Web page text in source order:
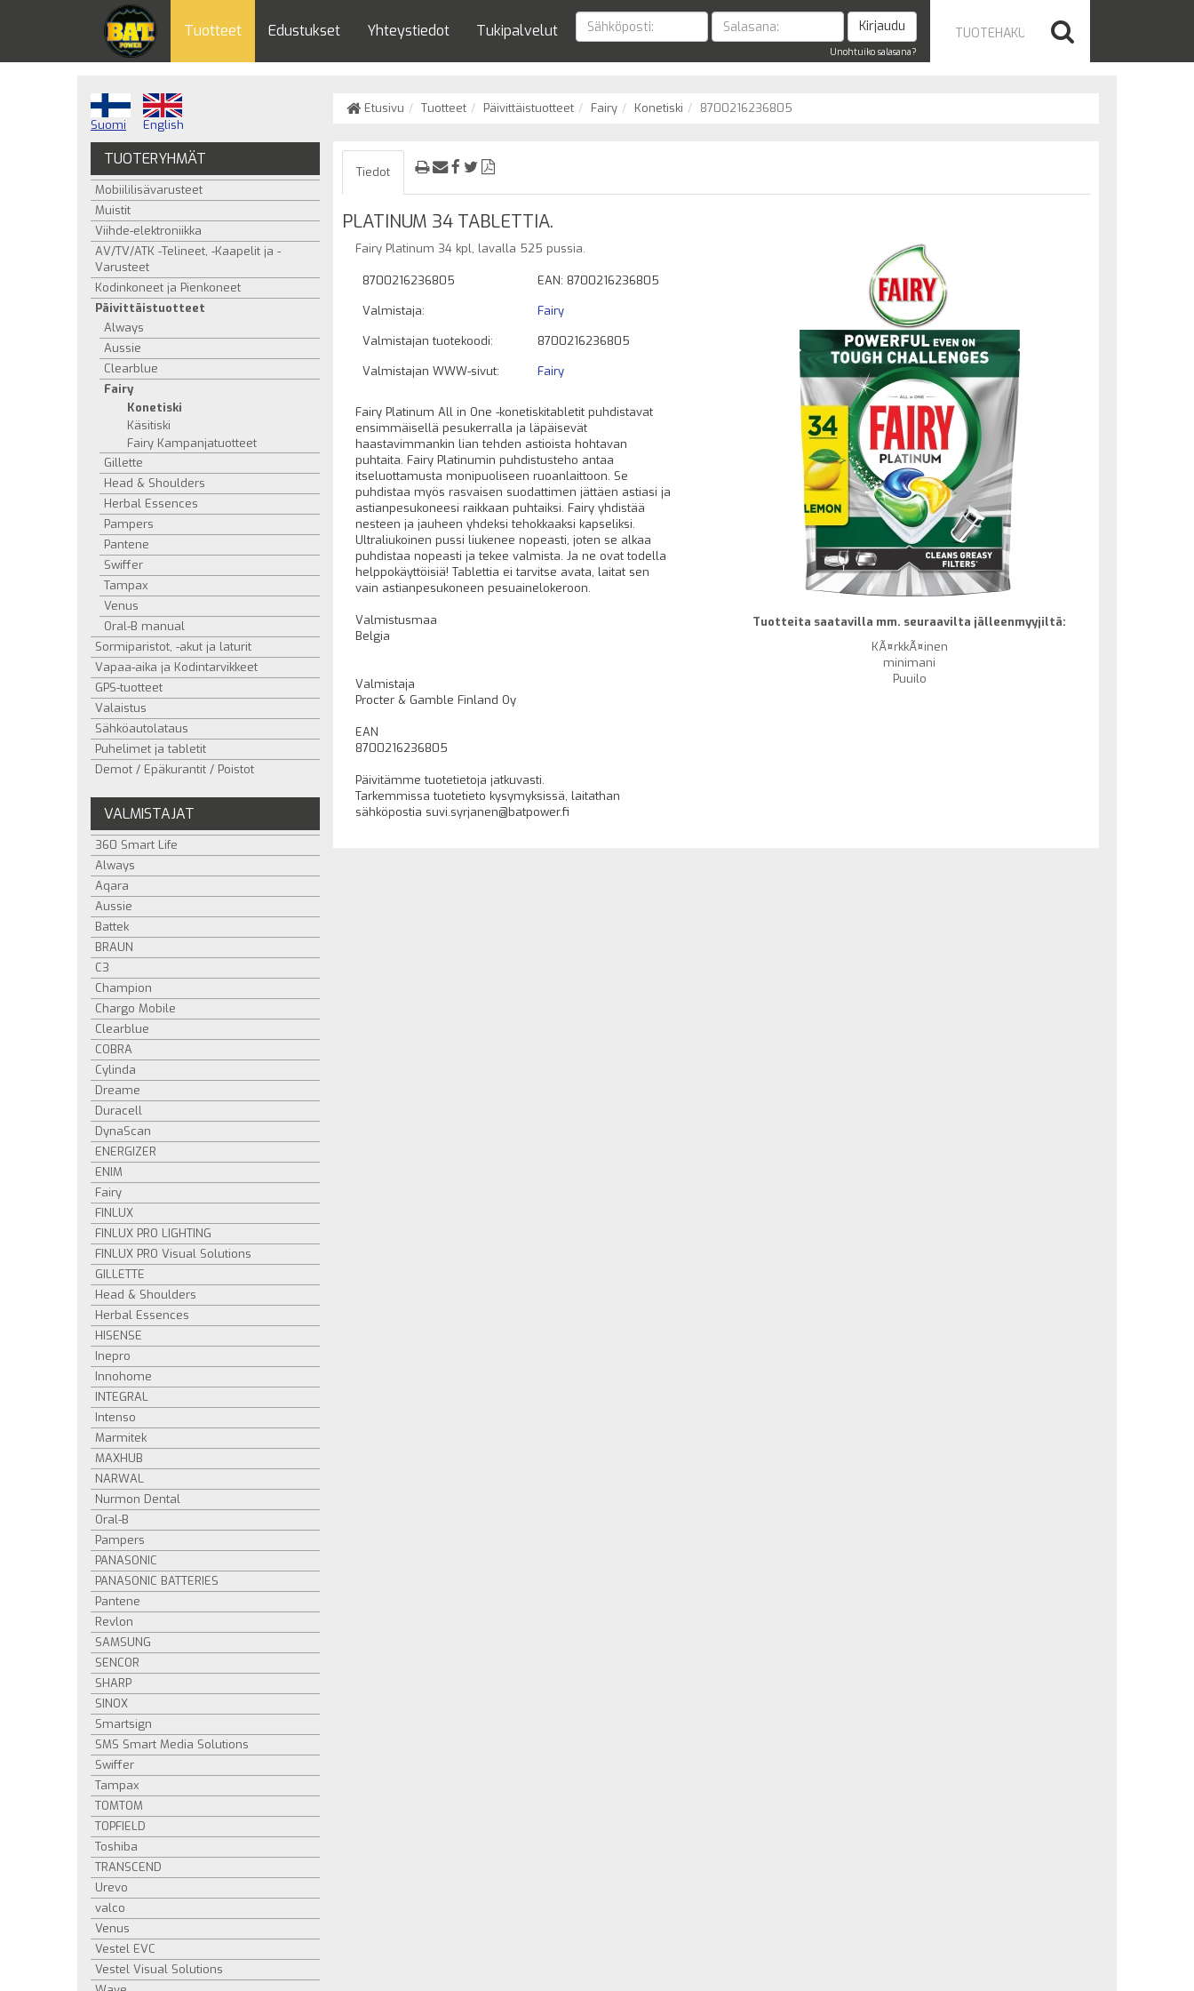
Tuotteet Edustukset Yhteystiedot Tukipalvelut
Unohtuiko salasana?
Etusivu Tuotteet Päivittäistuotteet Fairy Konetiski 8700216236805
Tiedot
PLATINUM 34 TABLETTIA.
Tuotteita saatavilla mm. seuraavilta jälleenmyyjiltä:
KÃ¤rkkÃ¤inen
minimani
Puuilo
Fairy Platinum 34 kpl, lavalla 525 pussia.
8700216236805
EAN: 8700216236805
Valmistaja:
Fairy
Valmistajan tuotekoodi:
8700216236805
Valmistajan WWW-sivut:
Fairy
Fairy Platinum All in One -konetiskitabletit puhdistavat
ensimmäisellä pesukerralla ja läpäisevät
haastavimmankin lian tehden astioista hohtavan
puhtaita. Fairy Platinumin puhdistusteho antaa
itseluottamusta monipuoliseen ruoanlaittoon. Se
puhdistaa myös rasvaisen suodattimen jättäen astiasi ja
astianpesukoneesi raikkaan puhtaiksi. Fairy yhdistää
nesteen ja jauheen yhdeksi tehokkaaksi kapseliksi.
Ultraliukoinen pussi liukenee nopeasti, joten se alkaa
puhdistaa nopeasti ja tekee valmista. Ja ne ovat todella
helppokäyttöisiä! Tablettia ei tarvitse avata, laitat sen
vain astianpesukoneen pesuainelokeroon.
Valmistusmaa
Belgia
Valmistaja
Procter & Gamble Finland Oy
EAN
8700216236805
Päivitämme tuotetietoja jatkuvasti.
Tarkemmissa tuotetieto kysymyksissä, laitathan
sähköpostia suvi.syrjanen@batpower.fi
Suomi English
TUOTERYHMÄT
Mobiililisävarusteet
Muistit
Viihde-elektroniikka
AV/TV/ATK -Telineet, -Kaapelit ja -
Varusteet
Kodinkoneet ja Pienkoneet
Päivittäistuotteet
Always
Aussie
Clearblue
Fairy
Konetiski
Käsitiski
Fairy Kampanjatuotteet
Gillette
Head & Shoulders
Herbal Essences
Pampers
Pantene
Swiffer
Tampax
Venus
Oral-B manual
Sormiparistot, -akut ja laturit
Vapaa-aika ja Kodintarvikkeet
GPS-tuotteet
Valaistus
Sähköautolataus
Puhelimet ja tabletit
Demot / Epäkurantit / Poistot
VALMISTAJAT
360 Smart Life
Always
Aqara
Aussie
Battek
BRAUN
C3
Champion
Chargo Mobile
Clearblue
COBRA
Cylinda
Dreame
Duracell
DynaScan
ENERGIZER
ENIM
Fairy
FINLUX
FINLUX PRO LIGHTING
FINLUX PRO Visual Solutions
GILLETTE
Head & Shoulders
Herbal Essences
HISENSE
Inepro
Innohome
INTEGRAL
Intenso
Marmitek
MAXHUB
NARWAL
Nurmon Dental
Oral-B
Pampers
PANASONIC
PANASONIC BATTERIES
Pantene
Revlon
SAMSUNG
SENCOR
SHARP
SINOX
Smartsign
SMS Smart Media Solutions
Swiffer
Tampax
TOMTOM
TOPFIELD
Toshiba
TRANSCEND
Urevo
valco
Venus
Vestel EVC
Vestel Visual Solutions